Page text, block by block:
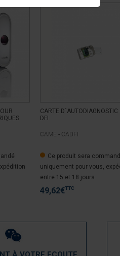
CARTE D´AUTODIAGNOSTIC
DFI
CAME - CADFI
Ce produit sera
uniquement pour vous,
entre 15 et 18 jours
49,62€TTC